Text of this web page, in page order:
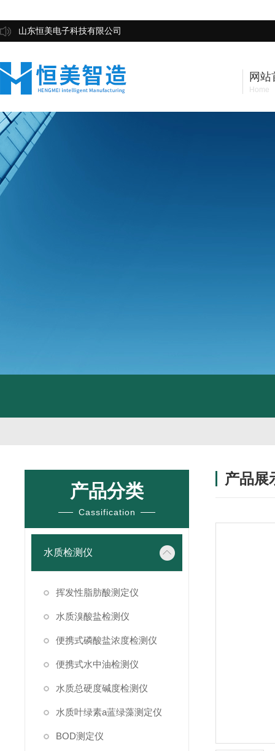
山东恒美电子科技有限公司
网站
Home
产品分类
Cassification
水质检测仪
挥发性脂肪酸测定仪
水质溴酸盐检测仪
便携式磷酸盐浓度检测仪
便携式水中油检测仪
水质总硬度碱度检测仪
水质叶绿素a蓝绿藻测定仪
BOD测定仪
产品展